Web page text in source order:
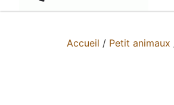
Accueil / Petit animaux